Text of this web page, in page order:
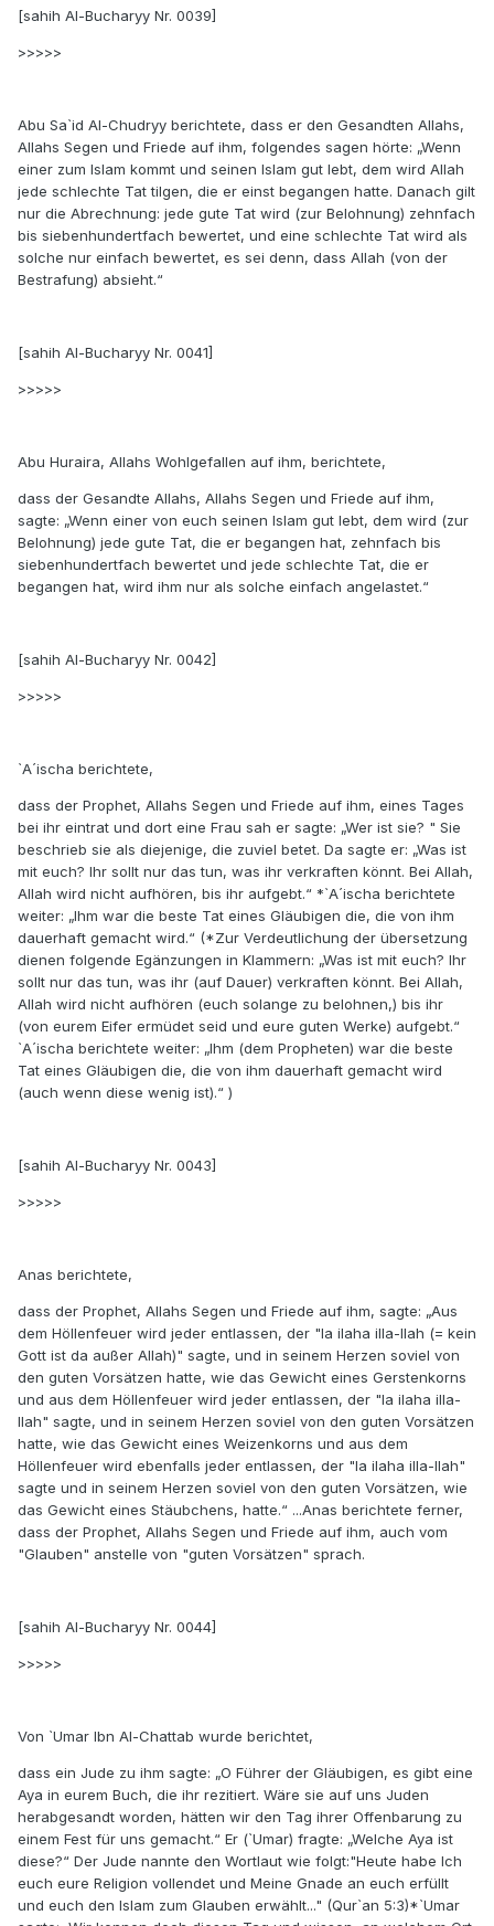
[sahih Al-Bucharyy Nr. 0039]
>>>>>
Abu Sa`id Al-Chudryy berichtete, dass er den Gesandten Allahs,
Allahs Segen und Friede auf ihm, folgendes sagen hörte: „Wenn
einer zum Islam kommt und seinen Islam gut lebt, dem wird Allah
jede schlechte Tat tilgen, die er einst begangen hatte. Danach gilt
nur die Abrechnung: jede gute Tat wird (zur Belohnung) zehnfach
bis siebenhundertfach bewertet, und eine schlechte Tat wird als
solche nur einfach bewertet, es sei denn, dass Allah (von der
Bestrafung) absieht.“
[sahih Al-Bucharyy Nr. 0041]
>>>>>
Abu Huraira, Allahs Wohlgefallen auf ihm, berichtete,
dass der Gesandte Allahs, Allahs Segen und Friede auf ihm,
sagte: „Wenn einer von euch seinen Islam gut lebt, dem wird (zur
Belohnung) jede gute Tat, die er begangen hat, zehnfach bis
siebenhundertfach bewertet und jede schlechte Tat, die er
begangen hat, wird ihm nur als solche einfach angelastet.“
[sahih Al-Bucharyy Nr. 0042]
>>>>>
`A´ischa berichtete,
dass der Prophet, Allahs Segen und Friede auf ihm, eines Tages
bei ihr eintrat und dort eine Frau sah er sagte: „Wer ist sie? " Sie
beschrieb sie als diejenige, die zuviel betet. Da sagte er: „Was ist
mit euch? Ihr sollt nur das tun, was ihr verkraften könnt. Bei Allah,
Allah wird nicht aufhören, bis ihr aufgebt.“ *`A´ischa berichtete
weiter: „Ihm war die beste Tat eines Gläubigen die, die von ihm
dauerhaft gemacht wird.“ (*Zur Verdeutlichung der übersetzung
dienen folgende Egänzungen in Klammern: „Was ist mit euch? Ihr
sollt nur das tun, was ihr (auf Dauer) verkraften könnt. Bei Allah,
Allah wird nicht aufhören (euch solange zu belohnen,) bis ihr
(von eurem Eifer ermüdet seid und eure guten Werke) aufgebt.“
`A´ischa berichtete weiter: „Ihm (dem Propheten) war die beste
Tat eines Gläubigen die, die von ihm dauerhaft gemacht wird
(auch wenn diese wenig ist).“ )
[sahih Al-Bucharyy Nr. 0043]
>>>>>
Anas berichtete,
dass der Prophet, Allahs Segen und Friede auf ihm, sagte: „Aus
dem Höllenfeuer wird jeder entlassen, der "la ilaha illa-llah (= kein
Gott ist da außer Allah)" sagte, und in seinem Herzen soviel von
den guten Vorsätzen hatte, wie das Gewicht eines Gerstenkorns
und aus dem Höllenfeuer wird jeder entlassen, der "la ilaha illa-
llah" sagte, und in seinem Herzen soviel von den guten Vorsätzen
hatte, wie das Gewicht eines Weizenkorns und aus dem
Höllenfeuer wird ebenfalls jeder entlassen, der "la ilaha illa-llah"
sagte und in seinem Herzen soviel von den guten Vorsätzen, wie
das Gewicht eines Stäubchens, hatte.“ ...Anas berichtete ferner,
dass der Prophet, Allahs Segen und Friede auf ihm, auch vom
"Glauben" anstelle von "guten Vorsätzen" sprach.
[sahih Al-Bucharyy Nr. 0044]
>>>>>
Von `Umar Ibn Al-Chattab wurde berichtet,
dass ein Jude zu ihm sagte: „O Führer der Gläubigen, es gibt eine
Aya in eurem Buch, die ihr rezitiert. Wäre sie auf uns Juden
herabgesandt worden, hätten wir den Tag ihrer Offenbarung zu
einem Fest für uns gemacht.“ Er (`Umar) fragte: „Welche Aya ist
diese?“ Der Jude nannte den Wortlaut wie folgt:"Heute habe Ich
euch eure Religion vollendet und Meine Gnade an euch erfüllt
und euch den Islam zum Glauben erwählt..." (Qur`an 5:3)*`Umar